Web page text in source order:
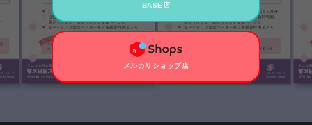
BASE店
メルカリショップ店